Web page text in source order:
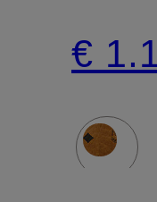
met
studs
€